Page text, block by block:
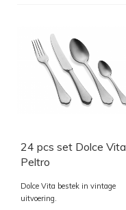
24 pcs set Dolce Vita
Peltro
Dolce Vita bestek in vintage
uitvoering.